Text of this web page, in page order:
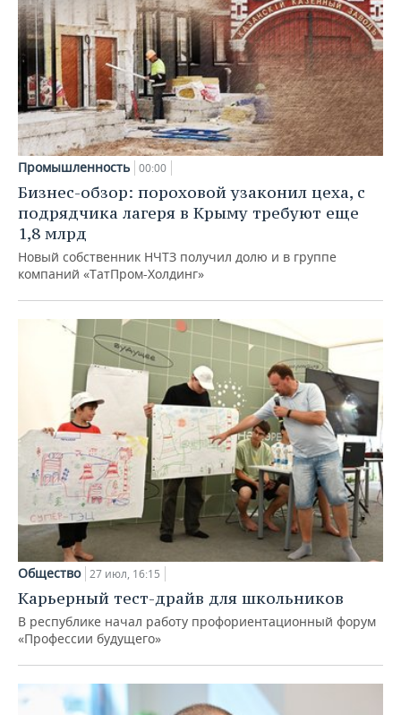
Промышленность 00:00
Бизнес-обзор: пороховой узаконил цеха, с
подрядчика лагеря в Крыму требуют еще
1,8 млрд
Новый собственник НЧТЗ получил долю и в группе
компаний «ТатПром-Холдинг»
Общество 27 июл, 16:15
Карьерный тест-драйв для школьников
В республике начал работу профориентационный форум
«Профессии будущего»